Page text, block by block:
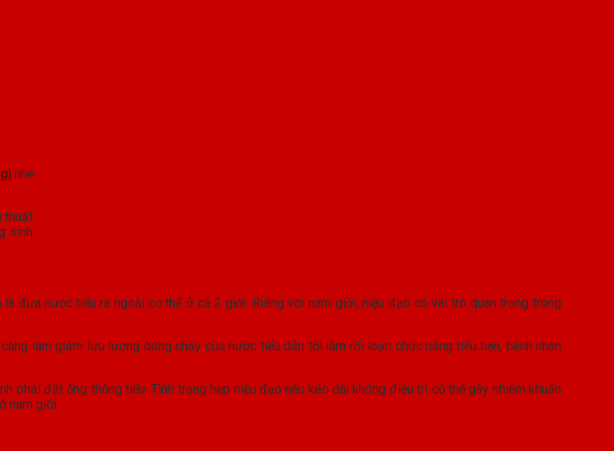
nhé
thuật
sinh
đưa nước tiểu ra ngoài cơ thể ở cả 2 giới. Riêng với nam giới, niệu đạo có vai trò quan trọng trong
làm giảm lưu lượng dòng chảy của nước tiểu dẫn tới làm rối loạn chức năng tiểu tiện, bệnh nhân
phải đặt ống thông tiểu. Tình trạng hẹp niệu đạo nếu kéo dài không điều trị có thể gây nhiễm khuẩn
nam giới.